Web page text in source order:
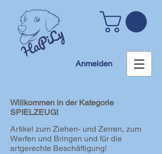
Anmelden
Willkommen in der Kategorie
SPIELZEUG!
Artikel zum Ziehen- und Zerren, zum
Werfen und Bringen und für die
artgerechte Beschäftigung!